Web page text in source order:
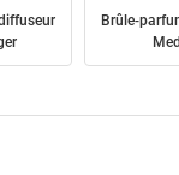
Brûle-